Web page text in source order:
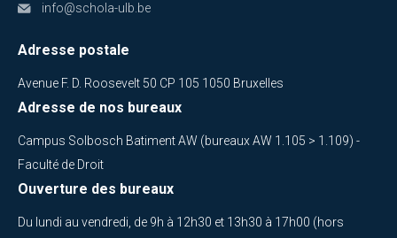
info@schola-ulb.be
Adresse postale
Avenue F. D. Roosevelt 50 CP 105 1050 Bruxelles
Adresse de nos bureaux
Campus Solbosch Batiment AW (bureaux AW 1.105 > 1.109) -
Faculté de Droit
Ouverture des bureaux
Du lundi au vendredi, de 9h à 12h30 et 13h30 à 17h00 (hors